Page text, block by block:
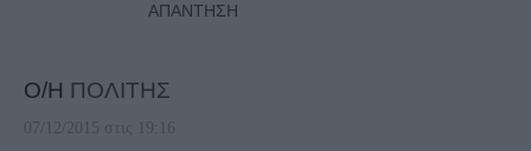
ΑΠΆΝΤΗΣΗ
Ο/Η ΠΟΛΙΤΗΣ
07/12/2015 στις 19:16